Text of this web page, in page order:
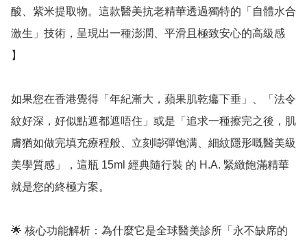
酸、紫米提取物。這款醫美抗老精華透過獨特的「自體水合
激生」技術，呈現出一種澎潤、平滑且極致安心的高級感
】
如果您在香港覺得「年紀漸大，蘋果肌乾癟下垂」、「法令
紋好深，好似點遮都遮唔住」或是「追求一種擦完之後，肌
膚猶如做完填充療程般、立刻嘭彈饱满、細紋隱形嘅醫美級
美學質感」，這瓶 15ml 經典隨行裝 的 H.A. 緊緻飽滿精華
就是您的終極方案。
🌟 核心功能解析：為什麼它是全球醫美診所「永不缺席的